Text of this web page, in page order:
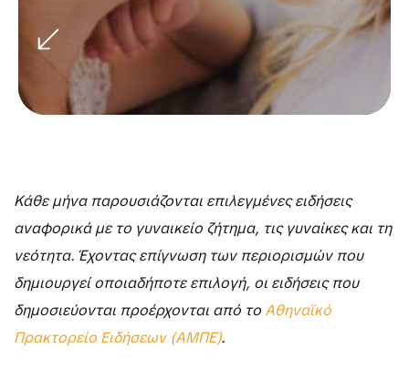
Κάθε μήνα παρουσιάζονται επιλεγμένες ειδήσεις
αναφορικά με το γυναικείο ζήτημα, τις γυναίκες και τη
νεότητα. Έχοντας επίγνωση των περιορισμών που
δημιουργεί οποιαδήποτε επιλογή, οι ειδήσεις που
δημοσιεύονται προέρχονται από τοΑθηναϊκό
Πρακτορείο Ειδήσεων (ΑΜΠΕ).